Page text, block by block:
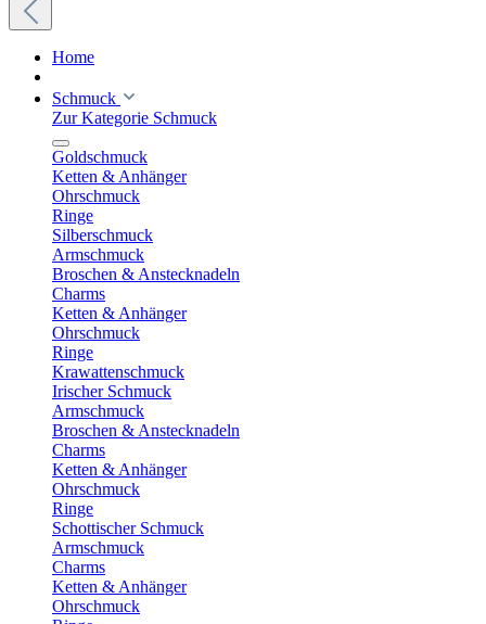
Home
Schmuck
Zur Kategorie Schmuck
Goldschmuck
Ketten & Anhänger
Ohrschmuck
Ringe
Silberschmuck
Armschmuck
Broschen & Anstecknadeln
Charms
Ketten & Anhänger
Ohrschmuck
Ringe
Krawattenschmuck
Irischer Schmuck
Armschmuck
Broschen & Anstecknadeln
Charms
Ketten & Anhänger
Ohrschmuck
Ringe
Schottischer Schmuck
Armschmuck
Charms
Ketten & Anhänger
Ohrschmuck